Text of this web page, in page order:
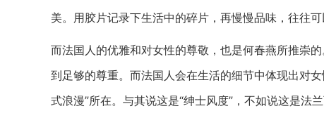
美。用胶片记录下生活中的碎片，再慢慢品味，往往
而法国人的优雅和对女性的尊敬，也是何春燕所推崇
到足够的尊重。而法国人会在生活的细节中体现出对
式浪漫”所在。与其说这是“绅士风度”，不如说这是法